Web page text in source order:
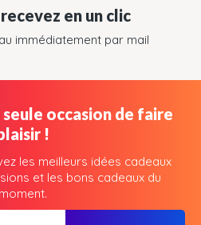
en un clic
immédiatement par mail
occasion de faire
!
les meilleurs idées cadeaux
et les bons cadeaux du
moment.